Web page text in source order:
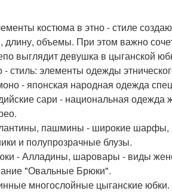
костюма в этно - стиле
длину, объемы. При этом важно
выглядит девушка в цыганской
- стиль: элементы одежды
- японская народная одежда
сари - национальная
пашмины - широкие шарфы,
и полупрозрачные блузы.
- Алладины, шаровары - виды
"Овальные Брюки".
многослойные цыганские юбки.